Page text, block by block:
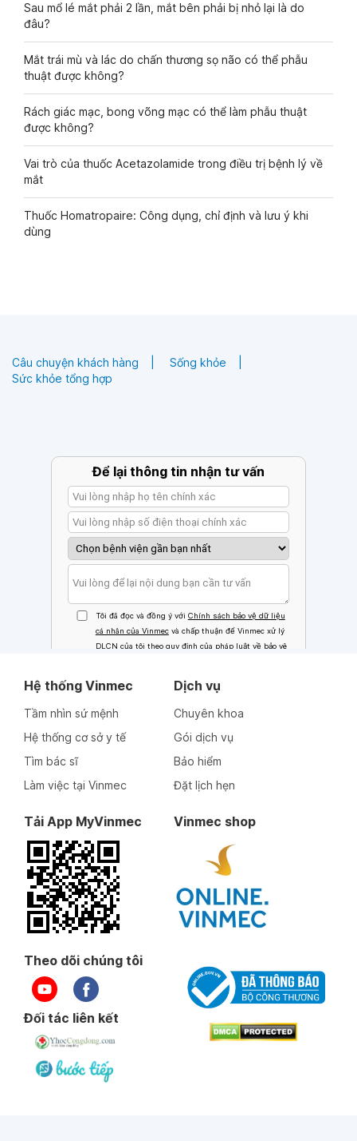
Sau mổ lé mắt phải 2 lần, mắt bên phải bị nhỏ lại là do
đâu?
Mắt trái mù và lác do chấn thương sọ não có thể phẫu
thuật được không?
Rách giác mạc, bong võng mạc có thể làm phẫu thuật
được không?
Vai trò của thuốc Acetazolamide trong điều trị bệnh lý về
mắt
Thuốc Homatropaire: Công dụng, chỉ định và lưu ý khi
dùng
Câu chuyện khách hàng
Sống khỏe
Sức khỏe tổng hợp
Hệ thống Vinmec
Tầm nhìn sứ mệnh
Hệ thống cơ sở y tế
Tìm bác sĩ
Làm việc tại Vinmec
Dịch vụ
Chuyên khoa
Gói dịch vụ
Bảo hiểm
Đặt lịch hẹn
Tải App MyVinmec Vinmec shop
Theo dõi chúng tôi
Đối tác liên kết